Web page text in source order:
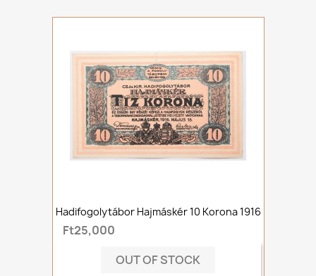
Hadifogolytábor Hajmáskér 10 Korona 1916
Ft25,000
OUT OF STOCK